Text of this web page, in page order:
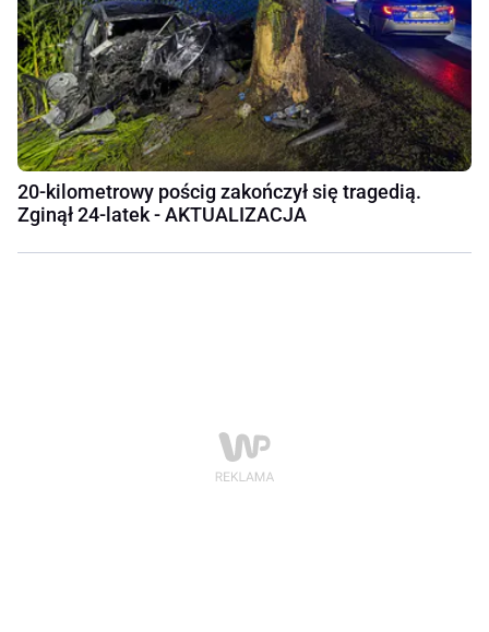
20-kilometrowy pościg zakończył się tragedią.
Zginął 24-latek - AKTUALIZACJA